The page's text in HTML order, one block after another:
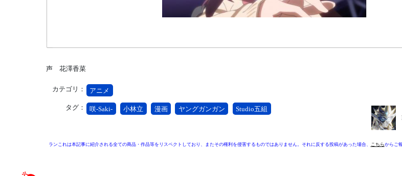
声 花澤香菜
カテゴリ： アニメ
タグ： 咲-Saki- 小林立 漫画 ヤングガンガン Studio五組
ランこれは本記事に紹介される全ての商品・作品等をリスペクトしており、またその権利を侵害するものではありません。それに反する投稿があった場合、 こちらからご